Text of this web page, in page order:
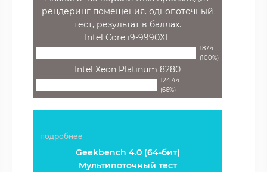
рендеринг помещения. однопоточный
тест, результат в баллах.
Intel Core i9-9990XE
187.4
(100%)
Intel Xeon Platinum 8280
124.44
(66%)
подробнее
Geekbench 4.0 (64-бит)
Мультипоточный тест